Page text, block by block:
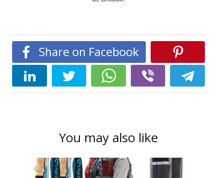
Share on Facebook
You may also like